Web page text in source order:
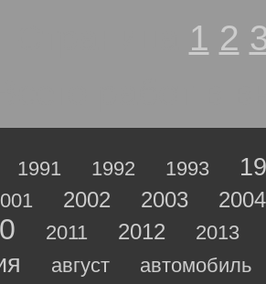
1 2
1991 1992 1993
2002 2003 2004
2011 2012 2013
август автомобиль